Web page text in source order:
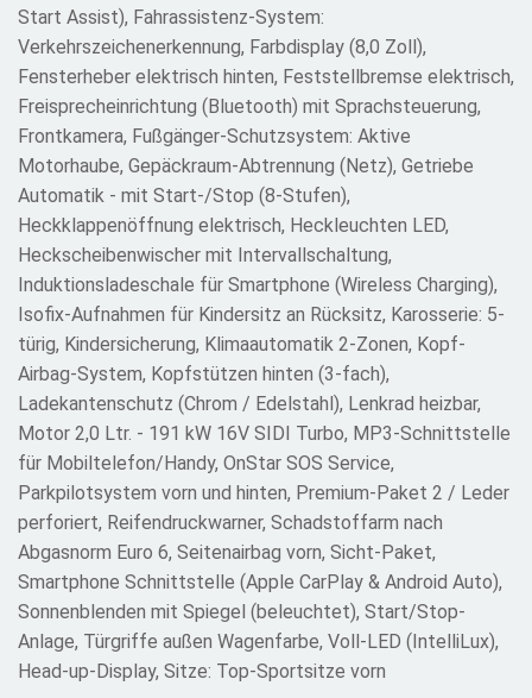
Start Assist), Fahrassistenz-System:
Verkehrszeichenerkennung, Farbdisplay (8,0 Zoll),
Fensterheber elektrisch hinten, Feststellbremse elektrisch,
Freisprecheinrichtung (Bluetooth) mit Sprachsteuerung,
Frontkamera, Fußgänger-Schutzsystem: Aktive
Motorhaube, Gepäckraum-Abtrennung (Netz), Getriebe
Automatik - mit Start-/Stop (8-Stufen),
Heckklappenöffnung elektrisch, Heckleuchten LED,
Heckscheibenwischer mit Intervallschaltung,
Induktionsladeschale für Smartphone (Wireless Charging),
Isofix-Aufnahmen für Kindersitz an Rücksitz, Karosserie: 5-
türig, Kindersicherung, Klimaautomatik 2-Zonen, Kopf-
Airbag-System, Kopfstützen hinten (3-fach),
Ladekantenschutz (Chrom / Edelstahl), Lenkrad heizbar,
Motor 2,0 Ltr. - 191 kW 16V SIDI Turbo, MP3-Schnittstelle
für Mobiltelefon/Handy, OnStar SOS Service,
Parkpilotsystem vorn und hinten, Premium-Paket 2 / Leder
perforiert, Reifendruckwarner, Schadstoffarm nach
Abgasnorm Euro 6, Seitenairbag vorn, Sicht-Paket,
Smartphone Schnittstelle (Apple CarPlay & Android Auto),
Sonnenblenden mit Spiegel (beleuchtet), Start/Stop-
Anlage, Türgriffe außen Wagenfarbe, Voll-LED (IntelliLux),
Head-up-Display, Sitze: Top-Sportsitze vorn